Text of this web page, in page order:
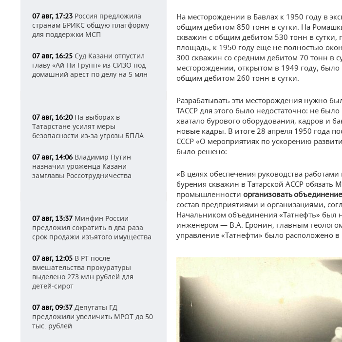
07 авг, 17:23 Россия предложила
странам БРИКС общую платформу
для поддержки МСП
07 авг, 16:25 Суд Казани отпустил
главу «Ай Пи Групп» из СИЗО под
домашний арест по делу на 5 млн
07 авг, 16:20На выборах в
Татарстане усилят меры
безопасности из-за угрозы БПЛА
07 авг, 14:06 Владимир Путин
назначил уроженца Казани
замглавы Россотрудничества
07 авг, 13:37 Минфин России
предложил сократить в два раза
срок продажи изъятого имущества
07 авг, 12:05 В РТ после
вмешательства прокуратуры
выделено 273 млн рублей для
детей-сирот
07 авг, 09:37 Депутаты ГД
предложили увеличить МРОТ до 50
тыс. рублей
На месторождении в Бавлах к 1950 году в
общим дебитом 850 тонн в сутки. На
скважин с общим дебитом 530 тонн в сутки,
площадь, к 1950 году еще не полностью
300 скважин со средним дебитом 70 тонн в
месторождении, открытом в 1949 году,
общим дебитом 260 тонн в сутки.
Разрабатывать эти месторождения нужно
ТАССР для этого было недостаточно: не
хватало бурового оборудования, кадров и
новые кадры. В итоге 28 апреля 1950 года
СССР «О мероприятиях по ускорению
было решено:
«В целях обеспечения руководства
бурения скважин в Татарской АССР обязать
промышленности организовать
состав предприятиями и организациями,
Начальником объединения «Татнефть» был
инженером — В.А. Еронин, главным
управление «Татнефти» было расположено в